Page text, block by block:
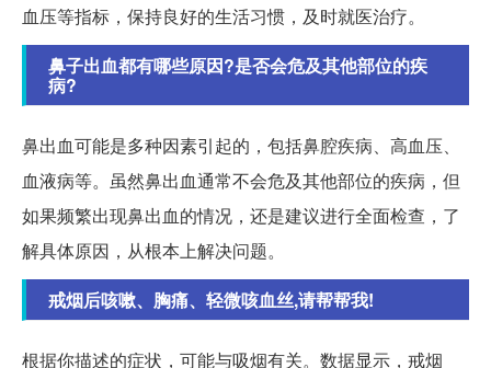
血压等指标，保持良好的生活习惯，及时就医治疗。
鼻子出血都有哪些原因?是否会危及其他部位的疾
病?
鼻出血可能是多种因素引起的，包括鼻腔疾病、高血压、
血液病等。虽然鼻出血通常不会危及其他部位的疾病，但
如果频繁出现鼻出血的情况，还是建议进行全面检查，了
解具体原因，从根本上解决问题。
戒烟后咳嗽、胸痛、轻微咳血丝,请帮帮我!
根据你描述的症状，可能与吸烟有关。数据显示，戒烟